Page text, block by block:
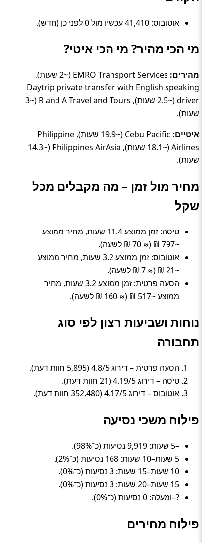
אוטובוס: 41,410 עכשיו מול 0 לפני כן (חדש).
מי הכי מהיר? מי הכי איטי?
מהירים:
EMRO Transport Services (~2 שעות),
Daytrip private transfer with English speaking
driver (~2.5 שעות), R and A Travel and Tours (~3
שעות).
איטיים:
Cebu Pacific (~19.9 שעות), Philippine
Airlines (~18.1 שעות), Philippines AirAsia (~14.3
שעות).
מחיר מול זמן – מה מקבלים מכל
שקל
טיסה: זמן ממוצע 11.4 שעות, מחיר ממוצע
~797 ₪ (≈ 70 ₪ לשעה).
אוטובוס: זמן ממוצע 3.2 שעות, מחיר ממוצע
~21 ₪ (≈ 7 ₪ לשעה).
הסעה פרטית: זמן ממוצע 3.2 שעות, מחיר
ממוצע ~517 ₪ (≈ 160 ₪ לשעה).
נוחות ושביעות רצון לפי סוג
תחבורה
הסעה פרטית – דירוג 4.8/5 (5,895 חוות דעת).
טיסה – דירוג 4.19/5 (21 חוות דעת).
אוטובוס – דירוג 4.17/5 (352,480 חוות דעת).
פילוח משכי נסיעה
–5 שעות: 9,919 נסיעות (כ־98%).
5 שעות–10 שעות: 168 נסיעות (כ־2%).
10 שעות–15 שעות: 3 נסיעות (כ־0%).
15 שעות–20 שעות: 3 נסיעות (כ־0%).
?–ומעלה: 0 נסיעות (כ־0%).
פילוח מחירים